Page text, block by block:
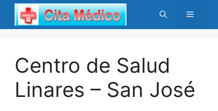
Saltar
contenido
Menú
Centro de Salud
Linares – San José